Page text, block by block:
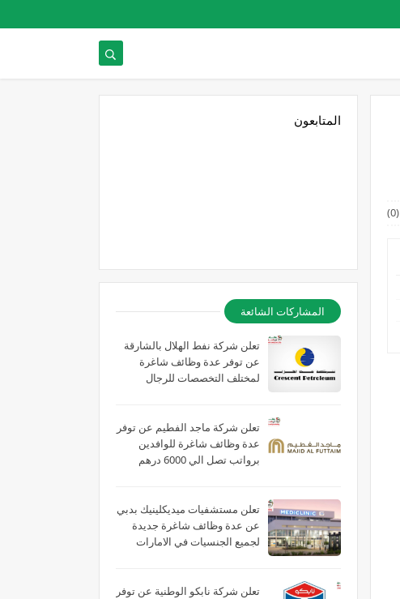
(0)
المتابعون
المشاركات الشائعة
تعلن شركة نفط الهلال بالشارقة
عن توفر عدة وظائف شاغرة
لمختلف التخصصات للرجال
تعلن شركة ماجد الفطيم عن توفر
عدة وظائف شاغرة للوافدين
برواتب تصل الي 6000 درهم
تعلن مستشفيات ميديكلينيك بدبي
عن عدة وظائف شاغرة جديدة
لجميع الجنسيات في الامارات
تعلن شركة نابكو الوطنية عن توفر